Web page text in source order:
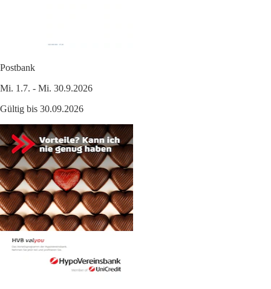
Postbank
Mi. 1.7. - Mi. 30.9.2026
Gültig bis 30.09.2026